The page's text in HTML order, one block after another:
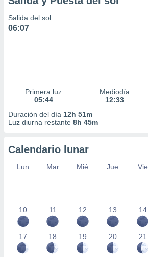
Salida del sol
06:07
Primera luz
05:44
Mediodía
12:33
Duración del día 12h 51m
Luz diurna restante 8h 45m
Calendario lunar
Lun Mar Mié Jue Vie
10 11 12 13 14
17 18 19 20 21